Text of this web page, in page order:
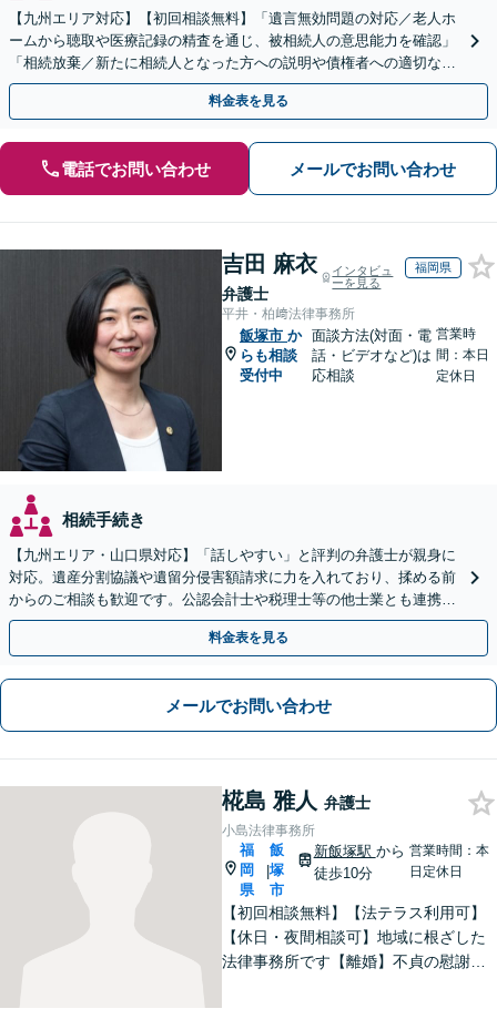
【九州エリア対応】【初回相談無料】「遺言無効問題の対応／老人ホ
ームから聴取や医療記録の精査を通じ、被相続人の意思能力を確認」
「相続放棄／新たに相続人となった方への説明や債権者への適切な対
応まで、きめ細やかにサポート」【休日・夜間相談可】
料金表を見る
電話でお問い合わせ メールでお問い合わせ
吉田 麻衣
弁護士
インタビュ
ーを見る
福岡県
平井・柏﨑法律事務所
飯塚市 か
らも相談
受付中
面談方法(対面・電
話・ビデオなど)は
応相談
営業時
間：本日
定休日
相続手続き
【九州エリア・山口県対応】「話しやすい」と評判の弁護士が親身に
対応。遺産分割協議や遺留分侵害額請求に力を入れており、揉める前
からのご相談も歓迎です。公認会計士や税理士等の他士業とも連携
し、円満な解決を全力でサポートいたします。
料金表を見る
メールでお問い合わせ
椛島 雅人 弁護士
小島法律事務所
福
岡
県
|
飯
塚
市
新飯塚駅 から
徒歩10分
営業時間：本
日定休日
【初回相談無料】【法テラス利用可】
【休日・夜間相談可】地域に根ざした
法律事務所です【離婚】不貞の慰謝料